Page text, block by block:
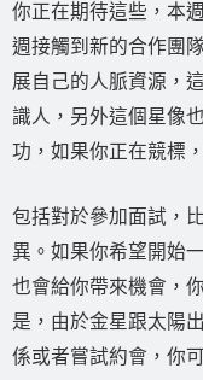
你正在期待這些，本
週接觸到新的合作團
展自己的人脈資源，
識人，另外這個星像
功，如果你正在競標
包括對於參加面試，
異。如果你希望開始
也會給你帶來機會，
是，由於金星跟太陽
係或者嘗試約會，你